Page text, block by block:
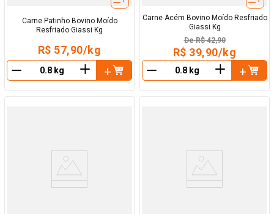
Carne Patinho Bovino Moído
Resfriado Giassi Kg
R$ 57,90/kg
＋
Carne Acém Bovino Moído Resfriado
Giassi Kg
De R$ 42,90
R$ 39,90/kg
＋